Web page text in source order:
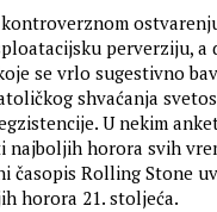
perverziju, a
se vrlo sugestivno
shvaćanja
U nekim
najboljih horora svih
časopis Rolling Stone
horora 21. stoljeća.